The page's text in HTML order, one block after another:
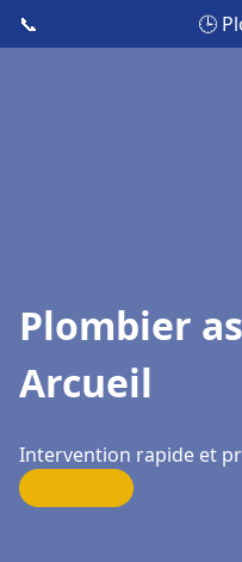
📞 🕒
Plombier
Arcueil
Intervention rapide et